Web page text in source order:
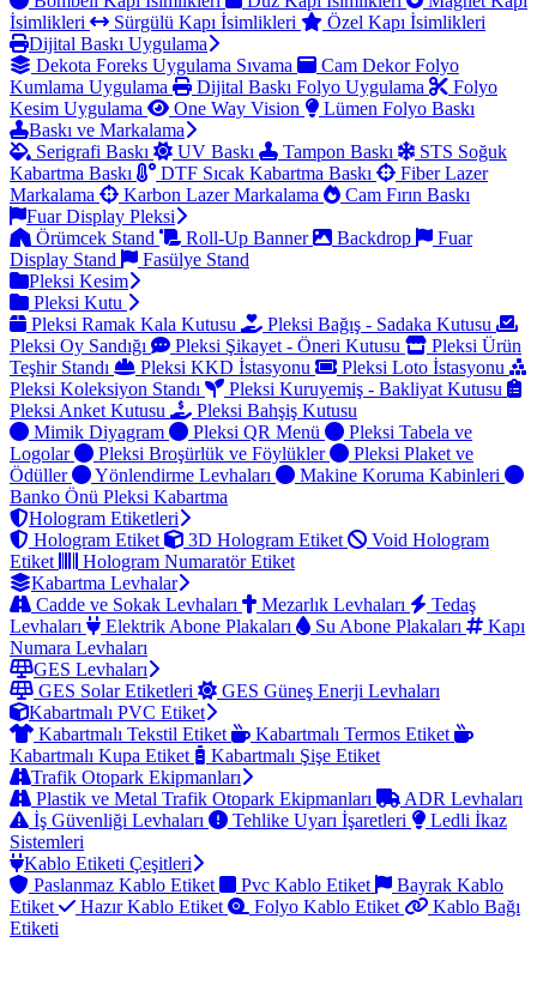
İsimlikleri
Sürgülü Kapı İsimlikleri
Özel Kapı İsimlikleri
Dijital Baskı Uygulama
Dekota Foreks Uygulama Sıvama
Cam Dekor Folyo
Kumlama Uygulama
Dijital Baskı Folyo Uygulama
Folyo
Kesim Uygulama
One Way Vision
Lümen Folyo Baskı
Baskı ve Markalama
Serigrafi Baskı
UV Baskı Tampon Baskı
STS Soğuk
Kabartma Baskı
DTF Sıcak Kabartma Baskı
Fiber Lazer
Markalama
Karbon Lazer Markalama
Cam Fırın Baskı
Fuar Display Pleksi
Örümcek Stand
Roll-Up Banner Backdrop
Fuar
Display Stand
Fasülye Stand
Pleksi Kesim
Pleksi Kutu
Pleksi Ramak Kala Kutusu
Pleksi Bağış - Sadaka Kutusu
Pleksi Oy Sandığı
Pleksi Şikayet - Öneri Kutusu
Pleksi Ürün
Teşhir Standı
Pleksi KKD İstasyonu
Pleksi Loto İstasyonu
Pleksi Koleksiyon Standı
Pleksi Kuruyemiş - Bakliyat Kutusu
Pleksi Anket Kutusu
Pleksi Bahşiş Kutusu
Mimik Diyagram
Pleksi QR Menü
Pleksi Tabela ve
Logolar
Pleksi Broşürlük ve Föylükler
Pleksi Plaket ve
Ödüller
Yönlendirme Levhaları
Makine Koruma Kabinleri
Banko Önü Pleksi Kabartma
Hologram Etiketleri
Hologram Etiket
3D Hologram Etiket
Void Hologram
Etiket
Hologram Numaratör Etiket
Kabartma Levhalar
Cadde ve Sokak Levhaları
Mezarlık Levhaları
Tedaş
Levhaları
Elektrik Abone Plakaları Su Abone Plakaları
Kapı
Numara Levhaları
GES Levhaları
GES Solar Etiketleri
GES Güneş Enerji Levhaları
Kabartmalı PVC Etiket
Kabartmalı Tekstil Etiket
Kabartmalı Termos Etiket
Kabartmalı Kupa Etiket
Kabartmalı Şişe Etiket
Trafik Otopark Ekipmanları
Plastik ve Metal Trafik Otopark Ekipmanları
ADR Levhaları
İş Güvenliği Levhaları
Tehlike Uyarı İşaretleri
Ledli İkaz
Sistemleri
Kablo Etiketi Çeşitleri
Paslanmaz Kablo Etiket
Pvc Kablo Etiket
Bayrak Kablo
Etiket
Hazır Kablo Etiket Folyo Kablo Etiket
Kablo Bağı
Etiketi